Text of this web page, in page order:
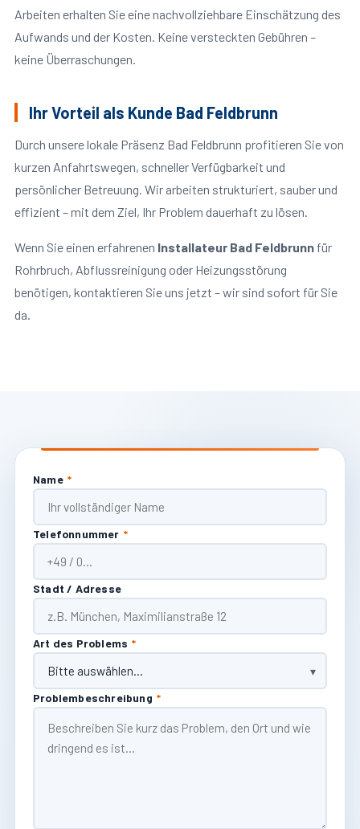
Arbeiten erhalten Sie eine nachvollziehbare Einschätzung des
Aufwands und der Kosten. Keine versteckten Gebühren –
keine Überraschungen.
Ihr Vorteil als Kunde Bad Feldbrunn
Durch unsere lokale Präsenz Bad Feldbrunn profitieren Sie von
kurzen Anfahrtswegen, schneller Verfügbarkeit und
persönlicher Betreuung. Wir arbeiten strukturiert, sauber und
effizient – mit dem Ziel, Ihr Problem dauerhaft zu lösen.
Wenn Sie einen erfahrenen Installateur Bad Feldbrunnfür
Rohrbruch, Abflussreinigung oder Heizungsstörung
benötigen, kontaktieren Sie uns jetzt – wir sind sofort für Sie
da.
Name *
Telefonnummer *
Stadt / Adresse
Art des Problems *
Problembeschreibung *